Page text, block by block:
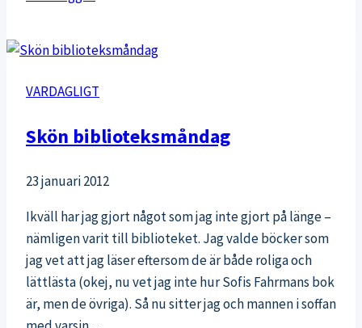
på
bli
VARDAGLIGT
Skön biblioteksmåndag
23 januari 2012
Ikväll har jag gjort något som jag inte gjort på länge –
nämligen varit till biblioteket. Jag valde böcker som
jag vet att jag läser eftersom de är både roliga och
lättlästa (okej, nu vet jag inte hur Sofis Fahrmans bok
är, men de övriga). Så nu sitter jag och mannen i soffan